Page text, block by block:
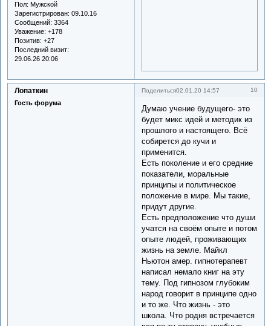
Пол: Мужской
Зарегистрирован: 09.10.16
Сообщений: 3364
Уважение: +178
Позитив: +27
Последний визит:
29.06.26 20:06
Поделиться 10
02.01.20 14:57
Лопаткин
Гость форума
Думаю учение будущего- это
будет микс идей и методик из
прошлого и настоящего. Всё
собирется до кучи и
применится.
Есть поколение и его средние
показатели, моральные
принципы и политическое
положение в мире. Мы такие,
придут другие.
Есть предположение что души
учатся на своём опыте и потом
опыте людей, проживающих
жизнь на земле. Майкл
Ньютон амер. гипнотерапевт
написал немало книг на эту
тему. Под гипнозом глубоким
народ говорит в принципе одно
и то же. Что жизнь - это
школа. Что родня встречается